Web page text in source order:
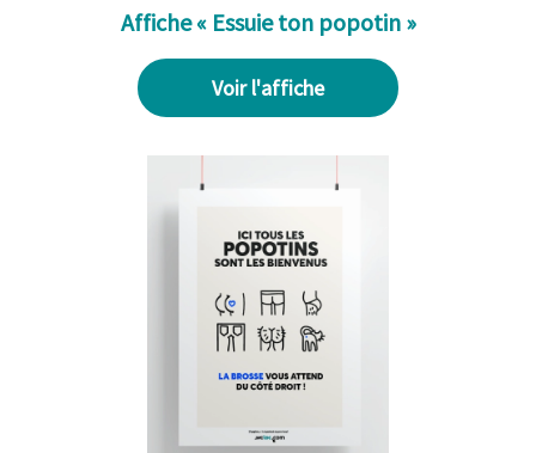
Affiche « Essuie ton popotin »
Voir l'affiche